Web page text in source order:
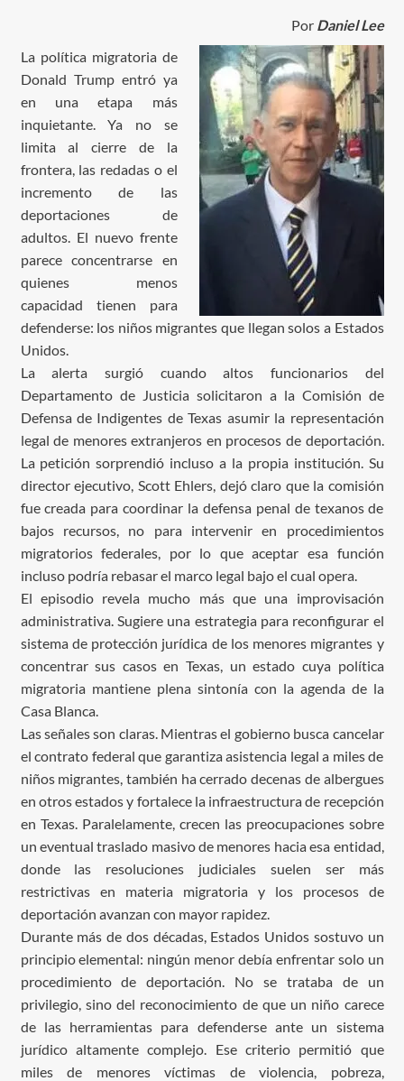
Por Daniel Lee
La política migratoria de
Donald Trump entró ya
en una etapa más
inquietante. Ya no se
limita al cierre de la
frontera, las redadas o el
incremento de las
deportaciones de
adultos. El nuevo frente
parece concentrarse en
quienes menos
capacidad tienen para
defenderse: los niños migrantes que llegan solos a Estados
Unidos.
La alerta surgió cuando altos funcionarios del
Departamento de Justicia solicitaron a la Comisión de
Defensa de Indigentes de Texas asumir la representación
legal de menores extranjeros en procesos de deportación.
La petición sorprendió incluso a la propia institución. Su
director ejecutivo, Scott Ehlers, dejó claro que la comisión
fue creada para coordinar la defensa penal de texanos de
bajos recursos, no para intervenir en procedimientos
migratorios federales, por lo que aceptar esa función
incluso podría rebasar el marco legal bajo el cual opera.
El episodio revela mucho más que una improvisación
administrativa. Sugiere una estrategia para reconfigurar el
sistema de protección jurídica de los menores migrantes y
concentrar sus casos en Texas, un estado cuya política
migratoria mantiene plena sintonía con la agenda de la
Casa Blanca.
Las señales son claras. Mientras el gobierno busca cancelar
el contrato federal que garantiza asistencia legal a miles de
niños migrantes, también ha cerrado decenas de albergues
en otros estados y fortalece la infraestructura de recepción
en Texas. Paralelamente, crecen las preocupaciones sobre
un eventual traslado masivo de menores hacia esa entidad,
donde las resoluciones judiciales suelen ser más
restrictivas en materia migratoria y los procesos de
deportación avanzan con mayor rapidez.
Durante más de dos décadas, Estados Unidos sostuvo un
principio elemental: ningún menor debía enfrentar solo un
procedimiento de deportación. No se trataba de un
privilegio, sino del reconocimiento de que un niño carece
de las herramientas para defenderse ante un sistema
jurídico altamente complejo. Ese criterio permitió que
miles de menores víctimas de violencia, pobreza,